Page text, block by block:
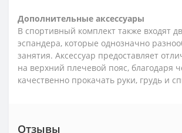
Дополнительные аксессуары
В спортивный комплект также входят
эспандера, которые однозначно
занятия. Аксессуар предоставляет
на верхний плечевой пояс, благодаря
качественно прокачать руки, грудь и
Отзывы